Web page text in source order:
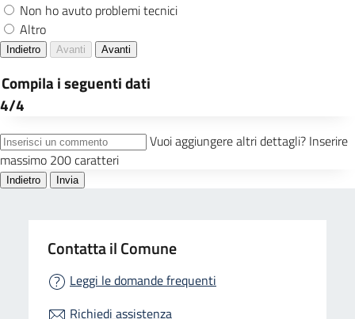
Contatta il Comune
Leggi le domande frequenti
Richiedi assistenza